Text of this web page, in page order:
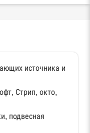
источника и
Стрип, окто,
подвесная